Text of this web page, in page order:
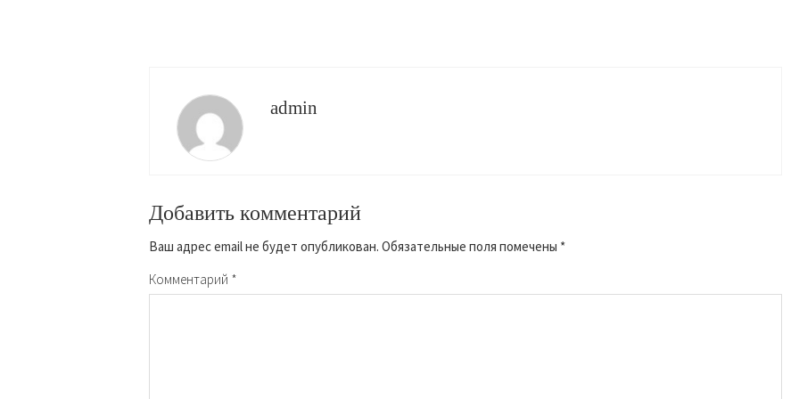
admin
Добавить комментарий
Ваш адрес email не будет опубликован. Обязательные поля помечены *
Комментарий *